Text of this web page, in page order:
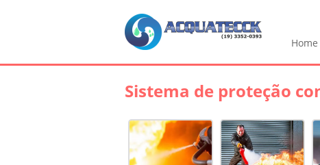
Home
Sistema de proteção